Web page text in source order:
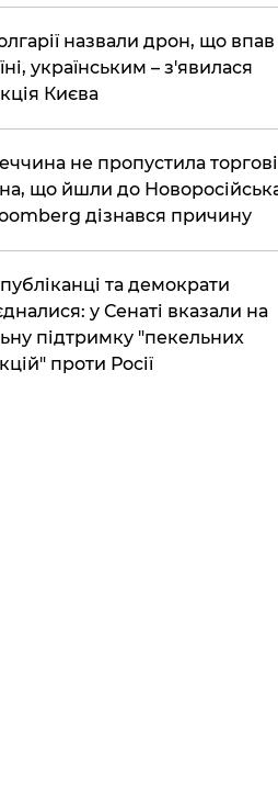
назвали дрон, що впав
українським – з'явилася
Києва
не пропустила торгові
що йшли до
дізнався причину
та демократи
у Сенаті вказали на
підтримку "пекельних
проти Росії